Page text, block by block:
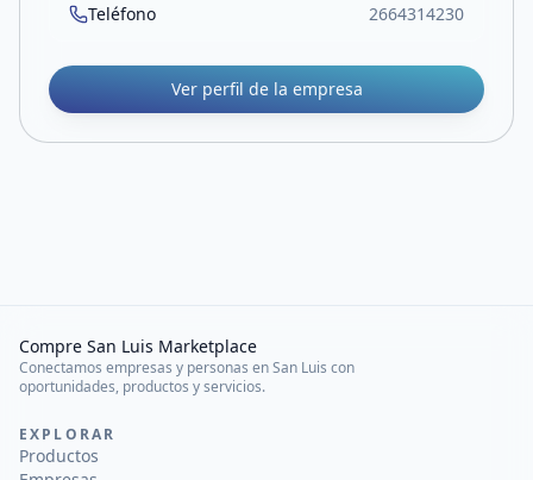
Teléfono 2664314230
Ver perfil de la empresa
Compre San Luis Marketplace
Conectamos empresas y personas en San Luis con
oportunidades, productos y servicios.
EXPLORAR
Productos